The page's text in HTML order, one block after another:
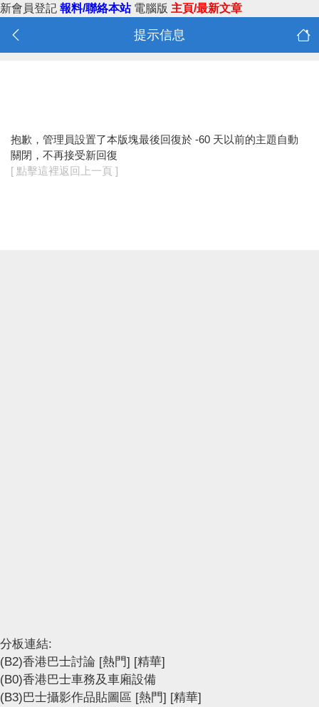
新會員登記 報料/聯絡本站 電腦版 主頁/最新文章
提示信息
抱歉，管理員設置了本版塊最後回復於 -60 天以前的主題自動
關閉，不再接受新回復
[ 點擊這裡返回上一頁 ]
分板連結:
(B2)香港巴士討論 [熱門] [精華]
(B0)香港巴士車務及車廂設備
(B3)巴士攝影作品貼圖區 [熱門] [精華]